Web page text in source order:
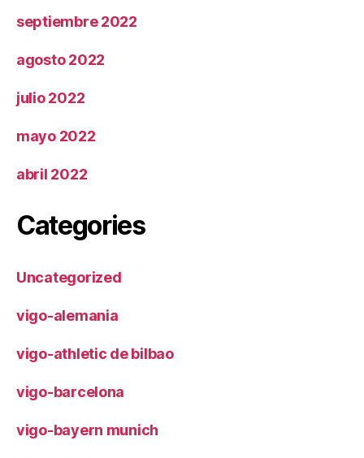
septiembre 2022
agosto 2022
julio 2022
mayo 2022
abril 2022
Categories
Uncategorized
vigo-alemania
vigo-athletic de bilbao
vigo-barcelona
vigo-bayern munich